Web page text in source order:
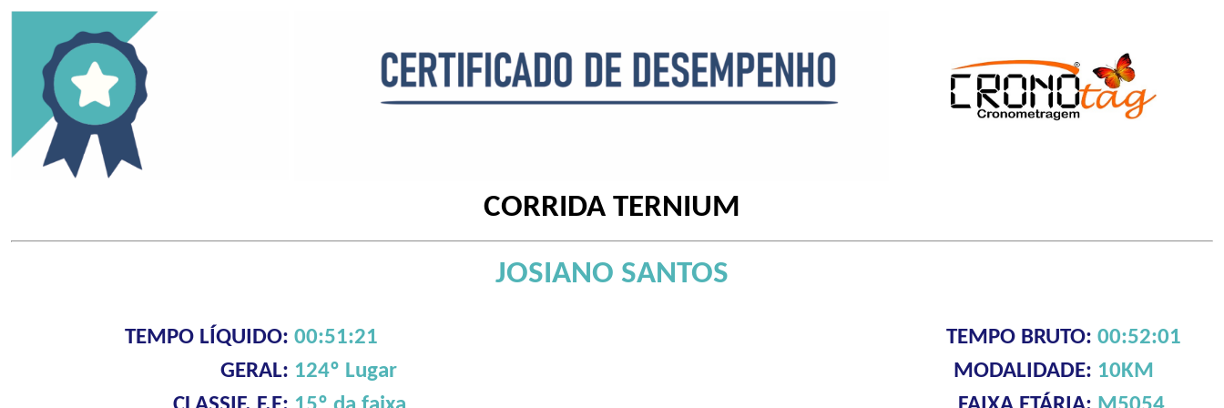
CORRIDA TERNIUM
JOSIANO SANTOS
TEMPO LÍQUIDO: 00:51:21 TEMPO BRUTO: 00:52:01
GERAL: 124º Lugar MODALIDADE: 10KM